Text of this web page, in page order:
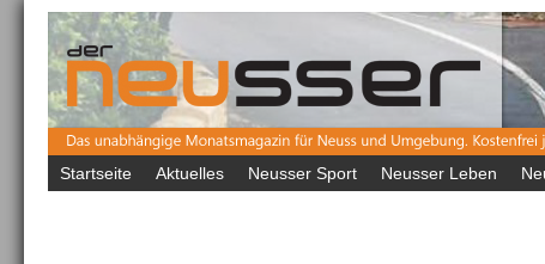
Startseite Aktuelles Neusser Sport Neusser Leben